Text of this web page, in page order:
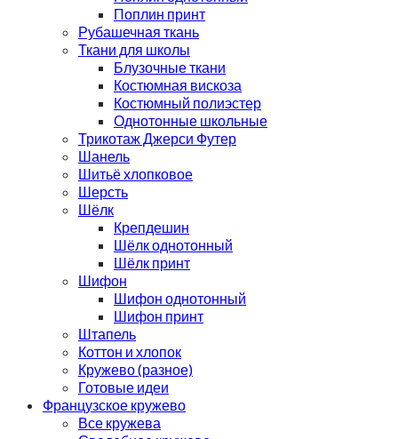
Поплин принт
Рубашечная ткань
Ткани для школы
Блузочные ткани
Костюмная вискоза
Костюмный полиэстер
Однотонные школьные
Трикотаж Джерси Футер
Шанель
Шитьё хлопковое
Шерсть
Шёлк
Крепдешин
Шёлк однотонный
Шёлк принт
Шифон
Шифон однотонный
Шифон принт
Штапель
Коттон и хлопок
Кружево (разное)
Готовые идеи
Французское кружево
Все кружева